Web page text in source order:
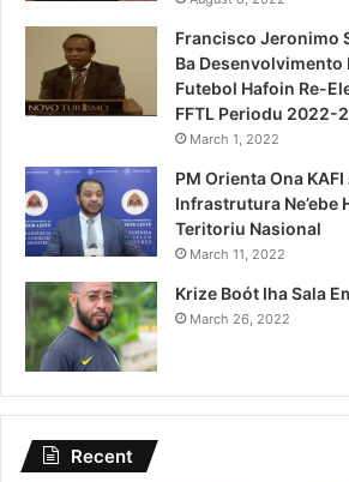
Francisco Jeronimo
Ba
Futebol Hafoin Re-
FFTL Periodu 2022-
March 1, 2022
PM Orienta Ona
Infrastrutura Ne’ebe
Teritoriu Nasional
March 11, 2022
Krize Boót Iha Sala
March 26, 2022
Recent